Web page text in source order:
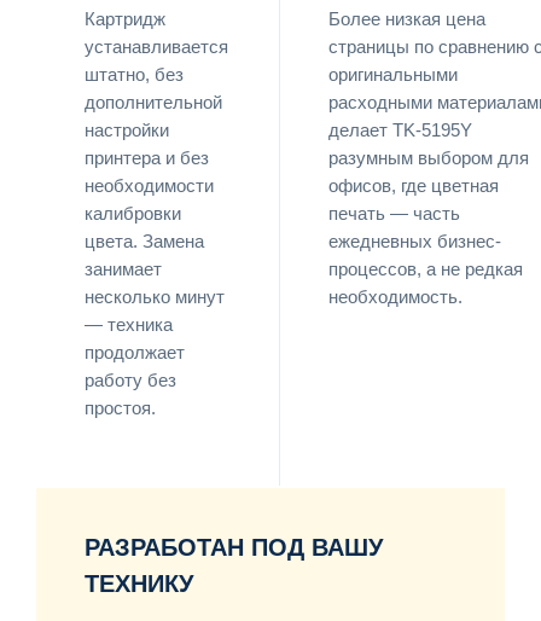
Картридж
устанавливается
штатно, без
дополнительной
настройки
принтера и без
необходимости
калибровки
цвета. Замена
занимает
несколько минут
— техника
продолжает
работу без
простоя.
Более низкая цена
страницы по сравнению
оригинальными
расходными
делает TK-5195Y
разумным выбором для
офисов, где цветная
печать — часть
ежедневных бизнес-
процессов, а не редкая
необходимость.
РАЗРАБОТАН ПОД ВАШУ
ТЕХНИКУ